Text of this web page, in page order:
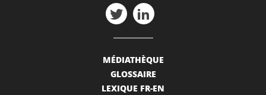
MÉDIATHÈQUE
GLOSSAIRE
LEXIQUE FR-EN